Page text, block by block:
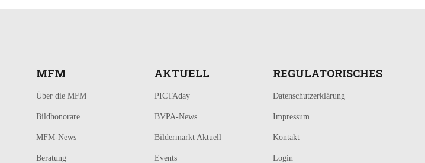
MFM
Über die MFM
Bildhonorare
MFM-News
Beratung
AKTUELL
PICTAday
BVPA-News
Bildermarkt Aktuell
Events
REGULATORISCHES
Datenschutzerklärung
Impressum
Kontakt
Login